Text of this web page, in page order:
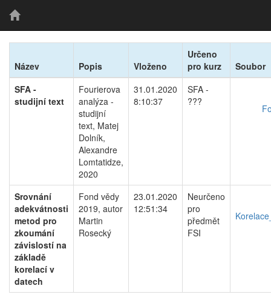
Název Popis Vloženo
Určeno
pro kurz
Soubor
SFA -
studijní text
Fourierova
analýza -
studijní
text, Matej
Dolník,
Alexandre
Lomtatidze,
2020
31.01.2020
8:10:37
SFA -
???
Srovnání
adekvátnosti
metod pro
zkoumání
závislostí na
základě
korelací v
datech
Fond vědy
2019, autor
Martin
Rosecký
23.01.2020
12:51:34
Neurčeno
pro
předmět
FSI